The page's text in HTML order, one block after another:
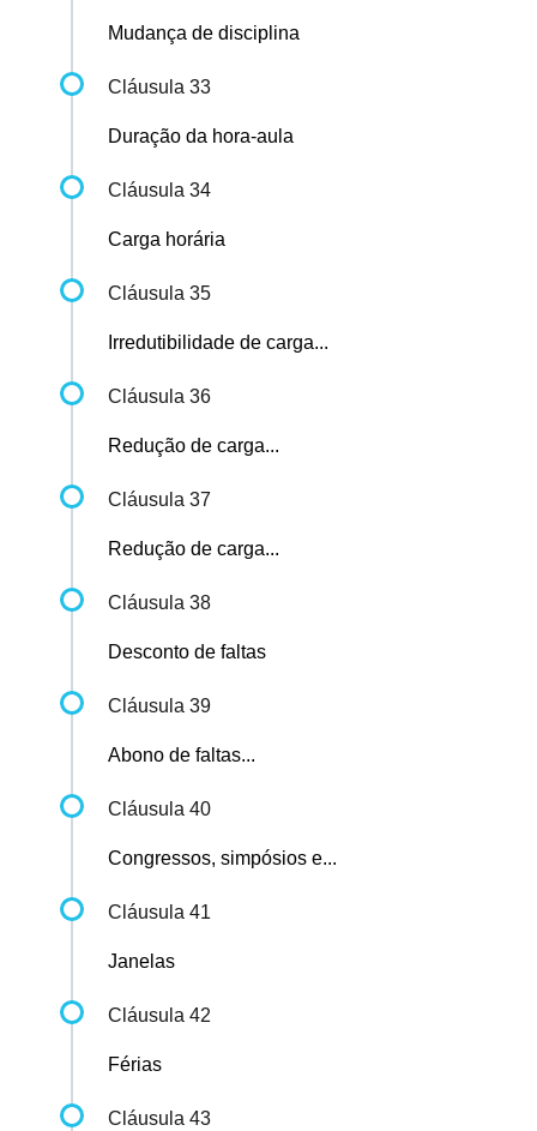
Mudança de disciplina
Cláusula 33
Duração da hora-aula
Cláusula 34
Carga horária
Cláusula 35
Irredutibilidade de carga...
Cláusula 36
Redução de carga...
Cláusula 37
Redução de carga...
Cláusula 38
Desconto de faltas
Cláusula 39
Abono de faltas...
Cláusula 40
Congressos, simpósios e...
Cláusula 41
Janelas
Cláusula 42
Férias
Cláusula 43